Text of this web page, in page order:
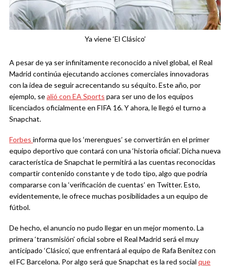
Ya viene ‘El Clásico’
A pesar de ya ser infinitamente reconocido a nivel global, el Real
Madrid continúa ejecutando acciones comerciales innovadoras
con la idea de seguir acrecentando su séquito. Este año, por
ejemplo, sealió con EA Sports para ser uno de los equipos
licenciados oficialmente en FIFA 16. Y ahora, le llegó el turno a
Snapchat.
Forbes informa que los ‘merengues’ se convertirán en el primer
equipo deportivo que contará con una ‘historia oficial’. Dicha nueva
característica de Snapchat le permitirá a las cuentas reconocidas
compartir contenido constante y de todo tipo, algo que podría
compararse con la ‘verificación de cuentas’ en Twitter. Esto,
evidentemente, le ofrece muchas posibilidades a un equipo de
fútbol.
De hecho, el anuncio no pudo llegar en un mejor momento. La
primera ‘transmisión’ oficial sobre el Real Madrid será el muy
anticipado ‘Clásico’, que enfrentará al equipo de Rafa Benítez con
el FC Barcelona. Por algo será que Snapchat es la red social que